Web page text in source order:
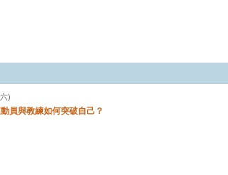
)
員與教練如何突破自己？